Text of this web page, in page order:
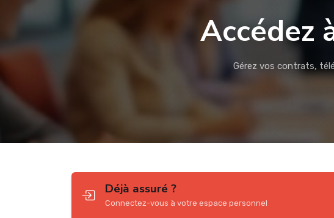
Accédez
Gérez vos contrats,
Déjà assuré ?
Connectez-vous à votre espace personnel